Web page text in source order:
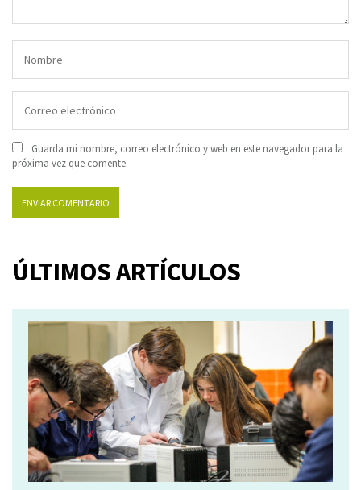
Guarda mi nombre, correo electrónico y web en este navegador para la
próxima vez que comente.
ÚLTIMOS ARTÍCULOS